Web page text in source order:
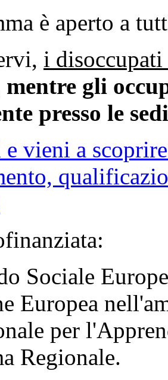
è aperto a
i
mentre gli
presso le
vieni a
Sociale
Europea
per
Regionale.